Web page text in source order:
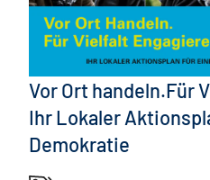
Vor Ort handeln.Für
Ihr Lokaler
Demokratie